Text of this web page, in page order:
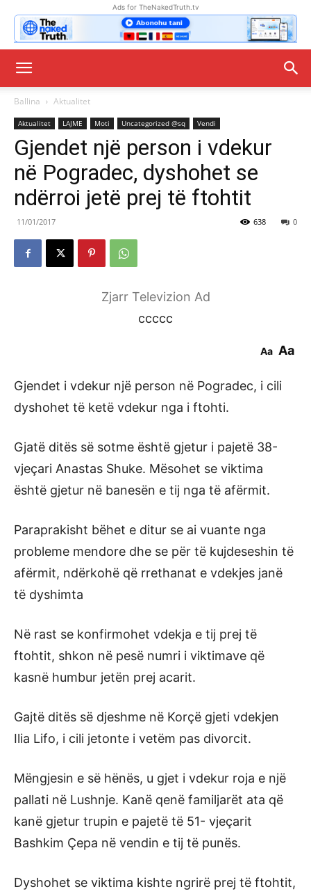
Ads for TheNakedTruth.tv
Ballina Aktualitet
Aktualitet LAJME Moti Uncategorized @sq Vendi
Gjendet një person i vdekur
në Pogradec, dyshohet se
ndërroi jetë prej të ftohtit
11/01/2017 0
638
Zjarr Televizion Ad
ccccc
Aa Aa
Gjendet i vdekur një person në Pogradec, i cili
dyshohet të ketë vdekur nga i ftohti.
Gjatë ditës së sotme është gjetur i pajetë 38-
vjeçari Anastas Shuke. Mësohet se viktima
është gjetur në banesën e tij nga të afërmit.
Paraprakisht bëhet e ditur se ai vuante nga
probleme mendore dhe se për të kujdeseshin të
afërmit, ndërkohë që rrethanat e vdekjes janë
të dyshimta
Në rast se konfirmohet vdekja e tij prej të
ftohtit, shkon në pesë numri i viktimave që
kasnë humbur jetën prej acarit.
Gajtë ditës së djeshme në Korçë gjeti vdekjen
Ilia Lifo, i cili jetonte i vetëm pas divorcit.
Mëngjesin e së hënës, u gjet i vdekur roja e një
pallati në Lushnje. Kanë qenë familjarët ata që
kanë gjetur trupin e pajetë të 51- vjeçarit
Bashkim Çepa në vendin e tij të punës.
Dyshohet se viktima kishte ngrirë prej të ftohtit,